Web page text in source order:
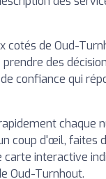
cotés de Oud-
des
confiance qui
chaque
coup d'œil, faites
carte interactive
Oud-Turnhout.